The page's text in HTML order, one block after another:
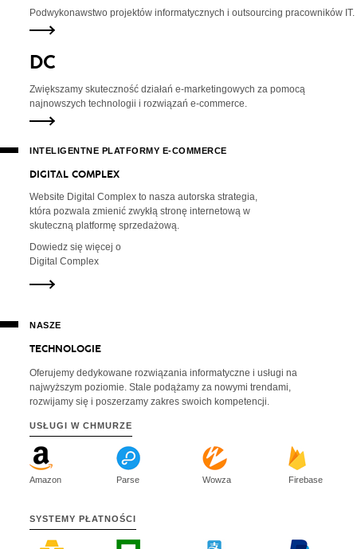
Podwykonawstwo projektówinformatycznych i outsourcingpracowników IT.
DC
Zwiększamy skuteczność działańe-marketingowych za pomocą
najnowszychtechnologii i rozwiązań e-commerce.
INTELIGENTNE PLATFORMY E-COMMERCE
DIGITAL COMPLEX
Website Digital Complex to nasza autorska strategia,
która pozwala zmienić zwykłą stronę internetową w
skuteczną platformę sprzedażową.
Dowiedz się więcej o
Digital Complex
NASZE
TECHNOLOGIE
Oferujemy dedykowane rozwiązania informatyczne i usługi na
najwyższym poziomie. Stale podążamy za nowymi trendami,
rozwijamy się i poszerzamy zakres swoich kompetencji.
USŁUGI WCHMURZE
Amazon Parse Wowza Firebase
SYSTEMYPŁATNOŚCI